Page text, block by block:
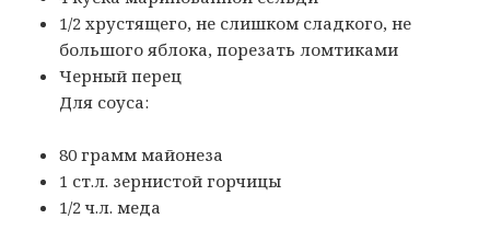
1/2 хрустящего, не слишком сладкого, не
большого яблока, порезать ломтиками
Черный перец
Для соуса:
80 грамм майонеза
1 ст.л. зернистой горчицы
1/2 ч.л. меда